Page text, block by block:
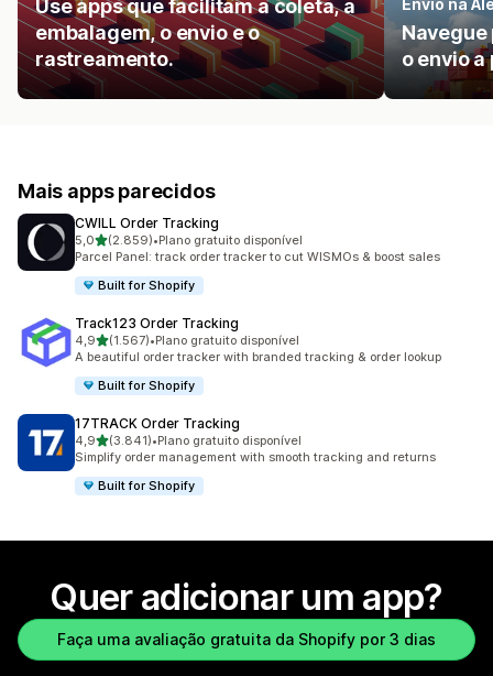
Use apps que facilitam a coleta, a
embalagem, o envio e o
rastreamento.
Envio na
o envio
Mais apps parecidos
CWILL Order Tracking
5,0de 5 estrelas
(2.859)
2859 avaliações ao todo
•Plano gratuito disponível
Parcel Panel: track order tracker to cut WISMOs & boost sales
Built for Shopify
Track123 Order Tracking
4,9de 5 estrelas
(1.567)
1567 avaliações ao todo
•Plano gratuito disponível
A beautiful order tracker with branded tracking & order lookup
Built for Shopify
17TRACK Order Tracking
4,9de 5 estrelas
(3.841)
3841 avaliações ao todo
•Plano gratuito disponível
Simplify order management with smooth tracking and returns
Built for Shopify
Quer adicionar um app?
Faça uma avaliação gratuita da Shopify por 3 dias